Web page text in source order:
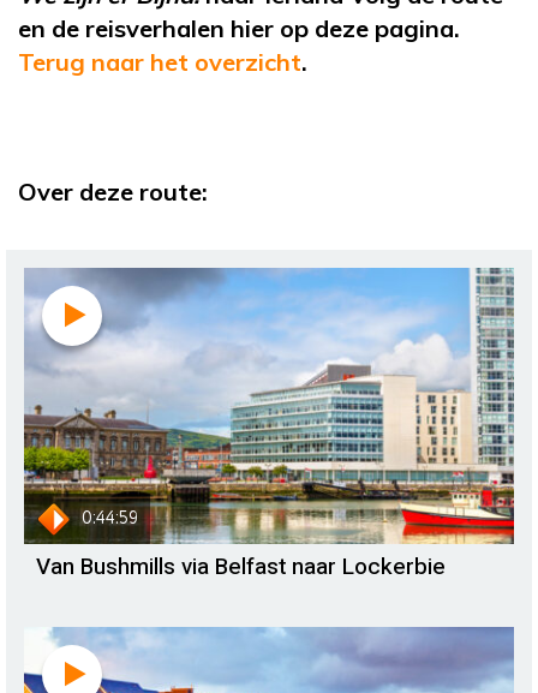
en de reisverhalen hier op deze pagina.
Terug naar het overzicht.
Over deze route:
0:44:59
Van Bushmills via Belfast naar Lockerbie